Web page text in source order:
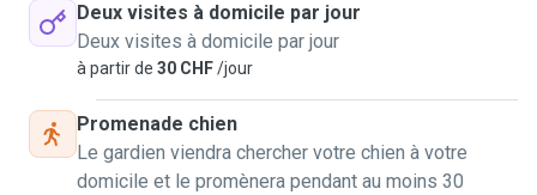
Deux visites à domicile par jour
Deux visites à domicile par jour
à partir de 30 CHF/jour
Promenade chien
Le gardien viendra chercher votre chien à votre
domicile et le promènera pendant au moins 30